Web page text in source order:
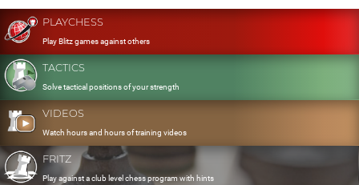
PLAYCHESS
Play Blitz games against others
TACTICS
Solve tactical positions of your strength
VIDEOS
Watch hours and hours of training videos
FRITZ
Play against a club level chess program with hints